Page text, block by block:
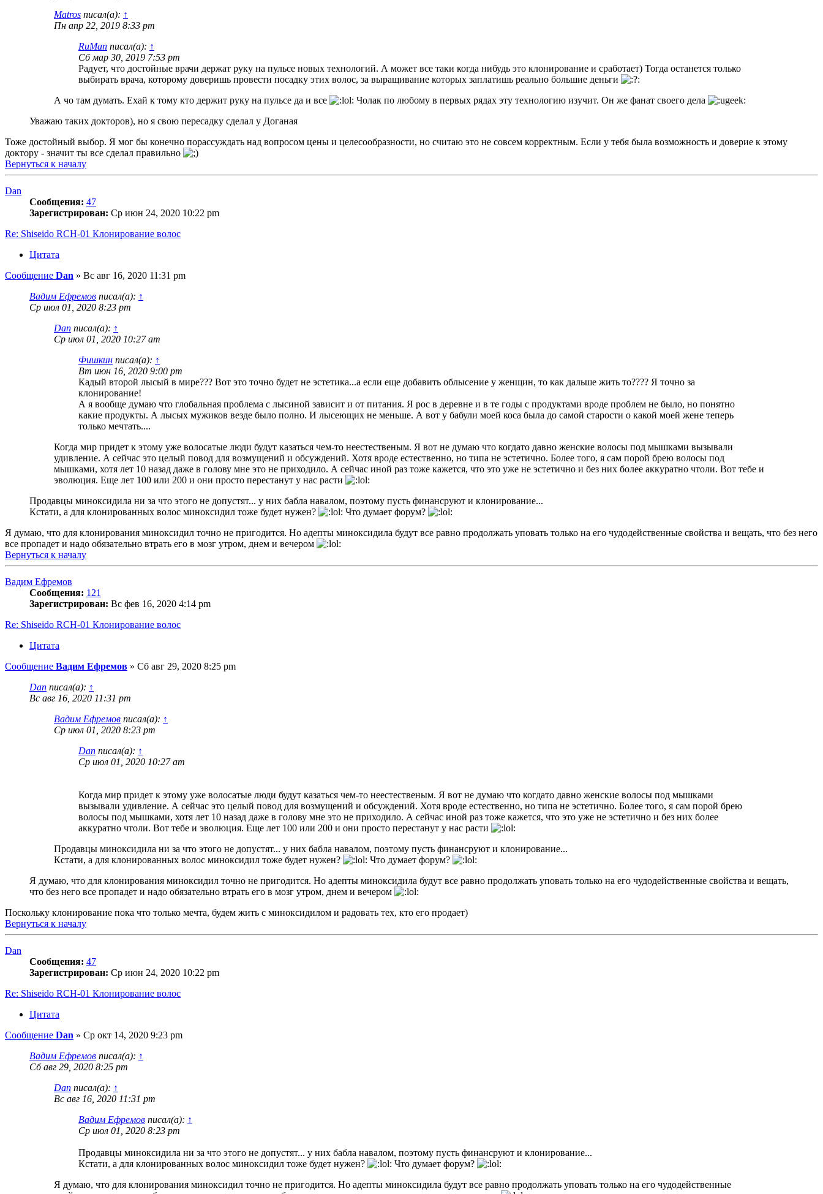
Matros писал(а): ↑
Пн апр 22, 2019 8:33 pm
RuMan писал(а): ↑
Сб мар 30, 2019 7:53 pm
Радует, что достойные врачи держат руку на пульсе новых технологий. А может все таки когда нибудь это клонирование и сработает) Тогда останется только
выбирать врача, которому доверишь провести посадку этих волос, за выращивание которых заплатишь реально большие деньги
А чо там думать. Ехай к тому кто держит руку на пульсе да и все
Чолак по любому в первых рядах эту технологию изучит. Он же фанат своего дела
Уважаю таких докторов), но я свою пересадку сделал у Доганая
Тоже достойный выбор. Я мог бы конечно порассуждать над вопросом цены и целесообразности, но считаю это не совсем корректным. Если у тебя была возможность и доверие к этому
доктору - значит ты все сделал правильно
Вернуться к началу
Dan
Сообщения: 47
Зарегистрирован: Ср июн 24, 2020 10:22 pm
Re: Shiseido RCH-01 Клонирование волос
Цитата
Сообщение Dan » Вс авг 16, 2020 11:31 pm
Вадим Ефремов писал(а): ↑
Ср июл 01, 2020 8:23 pm
Dan писал(а): ↑
Ср июл 01, 2020 10:27 am
Фишкин писал(а): ↑
Вт июн 16, 2020 9:00 pm
Кадый второй лысый в мире??? Вот это точно будет не эстетика...а если еще добавить облысение у женщин, то как дальше жить то???? Я точно за
клонирование!
А я вообще думаю что глобальная проблема с лысиной зависит и от питания. Я рос в деревне и в те годы с продуктами вроде проблем не было, но понятно
какие продукты. А лысых мужиков везде было полно. И лысеющих не меньше. А вот у бабули моей коса была до самой старости о какой моей жене теперь
только мечтать....
Когда мир придет к этому уже волосатые люди будут казаться чем-то неестественым. Я вот не думаю что когдато давно женские волосы под мышками вызывали
удивление. А сейчас это целый повод для возмущений и обсуждений. Хотя вроде естественно, но типа не эстетично. Более того, я сам порой брею волосы под
мышками, хотя лет 10 назад даже в голову мне это не приходило. А сейчас иной раз тоже кажется, что это уже не эстетично и без них более аккуратно чтоли. Вот тебе и
эволюция. Еще лет 100 или 200 и они просто перестанут у нас расти
Продавцы миноксидила ни за что этого не допустят... у них бабла навалом, поэтому пусть финансруют и клонирование...
Кстати, а для клонированных волос миноксидил тоже будет нужен?
Что думает форум?
Я думаю, что для клонирования миноксидил точно не пригодится. Но адепты миноксидила будут все равно продолжать уповать только на его чудодейственные свойства и вещать, что без него
все пропадет и надо обязательно втрать его в мозг утром, днем и вечером
Вернуться к началу
Вадим Ефремов
Сообщения: 121
Зарегистрирован: Вс фев 16, 2020 4:14 pm
Re: Shiseido RCH-01 Клонирование волос
Цитата
Сообщение Вадим Ефремов » Сб авг 29, 2020 8:25 pm
Dan писал(а): ↑
Вс авг 16, 2020 11:31 pm
Вадим Ефремов писал(а): ↑
Ср июл 01, 2020 8:23 pm
Dan писал(а): ↑
Ср июл 01, 2020 10:27 am
Когда мир придет к этому уже волосатые люди будут казаться чем-то неестественым. Я вот не думаю что когдато давно женские волосы под мышками
вызывали удивление. А сейчас это целый повод для возмущений и обсуждений. Хотя вроде естественно, но типа не эстетично. Более того, я сам порой брею
волосы под мышками, хотя лет 10 назад даже в голову мне это не приходило. А сейчас иной раз тоже кажется, что это уже не эстетично и без них более
аккуратно чтоли. Вот тебе и эволюция. Еще лет 100 или 200 и они просто перестанут у нас расти
Продавцы миноксидила ни за что этого не допустят... у них бабла навалом, поэтому пусть финансруют и клонирование...
Кстати, а для клонированных волос миноксидил тоже будет нужен?
Что думает форум?
Я думаю, что для клонирования миноксидил точно не пригодится. Но адепты миноксидила будут все равно продолжать уповать только на его чудодейственные свойства и вещать,
что без него все пропадет и надо обязательно втрать его в мозг утром, днем и вечером
Поскольку клонирование пока что только мечта, будем жить с миноксидилом и радовать тех, кто его продает)
Вернуться к началу
Dan
Сообщения: 47
Зарегистрирован: Ср июн 24, 2020 10:22 pm
Re: Shiseido RCH-01 Клонирование волос
Цитата
Сообщение Dan » Ср окт 14, 2020 9:23 pm
Вадим Ефремов писал(а): ↑
Сб авг 29, 2020 8:25 pm
Dan писал(а): ↑
Вс авг 16, 2020 11:31 pm
Вадим Ефремов писал(а): ↑
Ср июл 01, 2020 8:23 pm
Продавцы миноксидила ни за что этого не допустят... у них бабла навалом, поэтому пусть финансруют и клонирование...
Кстати, а для клонированных волос миноксидил тоже будет нужен?
Что думает форум?
Я думаю, что для клонирования миноксидил точно не пригодится. Но адепты миноксидила будут все равно продолжать уповать только на его чудодейственные